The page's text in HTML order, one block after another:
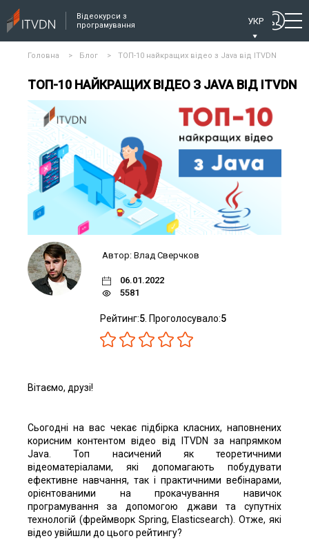
Відеокурси з
програмування
УКР
Головна > Блог > ТОП-10 найкращих відео з Java від ITVDN
ТОП-10 НАЙКРАЩИХ ВІДЕО З JAVA ВІД ITVDN
Автор: Влад Сверчков
06.01.2022
5581
Рейтинг:5 . Проголосувало:5
Вітаємо, друзі!
Сьогодні на вас чекає підбірка класних, наповнених
корисним контентом відео від ITVDN за напрямком
Java. Топ насичений як теоретичними
відеоматеріалами, які допомагають побудувати
ефективне навчання, так і практичними вебінарами,
орієнтованими на прокачування навичок
програмування за допомогою джави та супутніх
технологій (фреймворк Spring, Elasticsearch). Отже, які
відео увійшли до цього рейтингу?